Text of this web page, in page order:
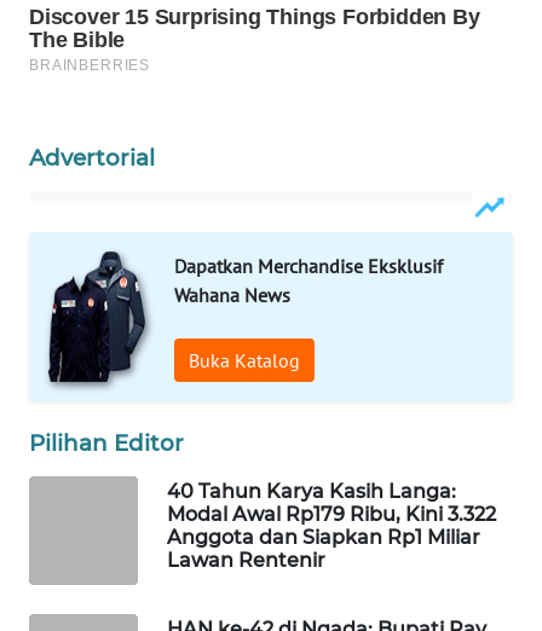
Advertorial
Dapatkan Merchandise Eksklusif
Wahana News
Buka Katalog
Pilihan Editor
40 Tahun Karya Kasih Langa:
Modal Awal Rp179 Ribu, Kini 3.322
Anggota dan Siapkan Rp1 Miliar
Lawan Rentenir
WAHANANEWS
ID
WAHANA
SPORT
WAHANA
UMKM